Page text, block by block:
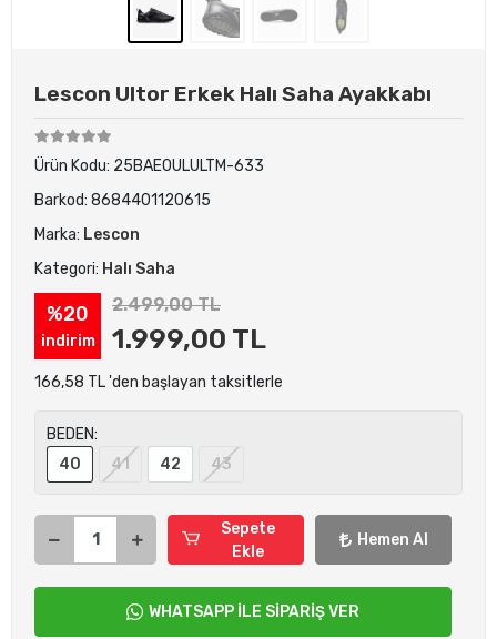
Lescon Ultor Erkek Halı Saha Ayakkabı
Ürün Kodu: 25BAE0ULULTM-633
Barkod: 8684401120615
Marka: Lescon
Kategori: Halı Saha
%20
indirim
2.499,00 TL
1.999,00 TL
166,58 TL 'den başlayan taksitlerle
BEDEN:
40
41 42 43
Sepete
Ekle
Hemen Al
WHATSAPP İLE SİPARİŞ VER